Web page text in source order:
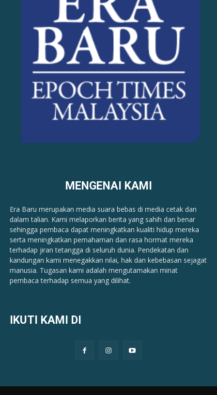
MENGENAI KAMI
Era Baru merupakan media suara bebas di media cetak dan
dalam talian. Kami melaporkan berita yang sahih dan benar ​​
sehingga pembaca dapat meningkatkan kualiti hidup mereka
serta meningkatkan pemahaman dan rasa hormat mereka
terhadap jiran tetangga di seluruh dunia. Pendekatan dan
kandungan kami menegakkan nilai, hak dan kebebasan sejagat
manusia. Tugasan kami adalah mengutamakan minat
pembaca terhadap semua yang dilihat.
IKUTI KAMI DI